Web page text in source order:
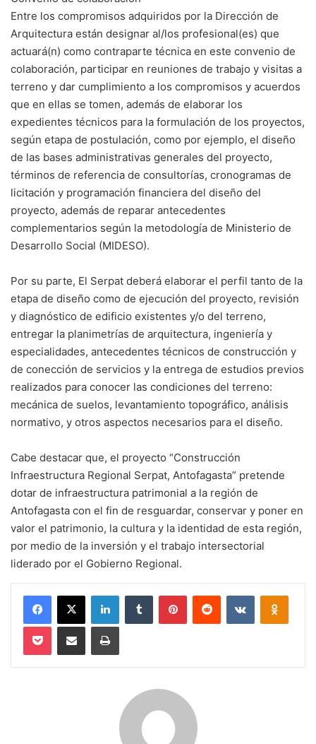
Entre los compromisos adquiridos por la Dirección de
Arquitectura están designar al/los profesional(es) que
actuará(n) como contraparte técnica en este convenio de
colaboración, participar en reuniones de trabajo y visitas a
terreno y dar cumplimiento a los compromisos y acuerdos
que en ellas se tomen, además de elaborar los
expedientes técnicos para la formulación de los proyectos,
según etapa de postulación, como por ejemplo, el diseño
de las bases administrativas generales del proyecto,
términos de referencia de consultorías, cronogramas de
licitación y programación financiera del diseño del
proyecto, además de reparar antecedentes
complementarios según la metodología de Ministerio de
Desarrollo Social (MIDESO).
Por su parte, El Serpat deberá elaborar el perfil tanto de la
etapa de diseño como de ejecución del proyecto, revisión
y diagnóstico de edificio existentes y/o del terreno,
entregar la planimetrías de arquitectura, ingeniería y
especialidades, antecedentes técnicos de construcción y
de conección de servicios y la entrega de estudios previos
realizados para conocer las condiciones del terreno:
mecánica de suelos, levantamiento topográfico, análisis
normativo, y otros aspectos necesarios para el diseño.
Cabe destacar que, el proyecto “Construcción
Infraestructura Regional Serpat, Antofagasta” pretende
dotar de infraestructura patrimonial a la región de
Antofagasta con el fin de resguardar, conservar y poner en
valor el patrimonio, la cultura y la identidad de esta región,
por medio de la inversión y el trabajo intersectorial
liderado por el Gobierno Regional.
Facebook
X LinkedInTumblr PinterestReddit VKontakte
Pocket Compartir via email Imprimir